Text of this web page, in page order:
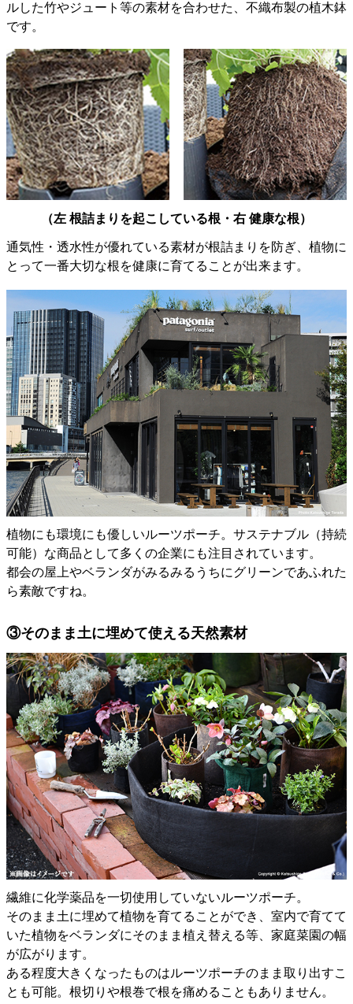
ルした竹やジュート等の素材を合わせた、不織布製の植木鉢
です。
（左 根詰まりを起こしている根・右 健康な根）
通気性・透水性が優れている素材が根詰まりを防ぎ、植物に
とって一番大切な根を健康に育てることが出来ます。
植物にも環境にも優しいルーツポーチ。サステナブル（持続
可能）な商品として多くの企業にも注目されています。
都会の屋上やベランダがみるみるうちにグリーンであふれた
ら素敵ですね。
③そのまま土に埋めて使える天然素材
繊維に化学薬品を一切使用していないルーツポーチ。
そのまま土に埋めて植物を育てることができ、室内で育てて
いた植物をベランダにそのまま植え替える等、家庭菜園の幅
が広がります。
ある程度大きくなったものはルーツポーチのまま取り出すこ
とも可能。根切りや根巻で根を痛めることもありません。